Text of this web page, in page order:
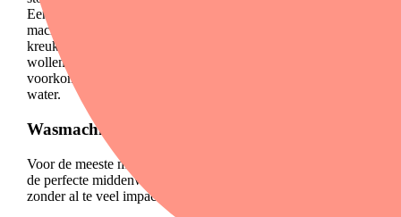
Een lagere snelheid betekent wel dat de was natter uit de
machine komt. Hang je kleding direct op. Zo voorkom je
kreukels en droogt het sneller dan je denkt. Heb je een
wollen trui of jurk? Leg deze plat op een droogrek om te
voorkomen dat de stof uitrekt door het gewicht van het
water.
Wasmachine met 1400 toeren
Voor de meeste mensen is een
de perfecte middenweg. Dit toerental droogt de was goed,
zonder al te veel impact op de stof. Ideaal voor: